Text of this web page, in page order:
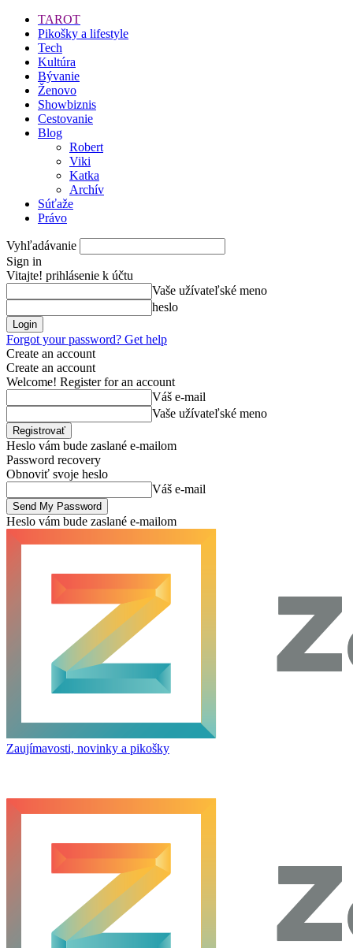
TAROT
Pikošky a lifestyle
Tech
Kultúra
Bývanie
Ženovo
Showbiznis
Cestovanie
Blog
Robert
Viki
Katka
Archív
Súťaže
Právo
Vyhľadávanie
Sign in
Vitajte! prihlásenie k účtu
Vaše užívateľské meno
heslo
Forgot your password? Get help
Create an account
Create an account
Welcome! Register for an account
Váš e-mail
Vaše užívateľské meno
Heslo vám bude zaslané e-mailom
Password recovery
Obnoviť svoje heslo
Váš e-mail
Heslo vám bude zaslané e-mailom
Zaujímavosti, novinky a pikošky